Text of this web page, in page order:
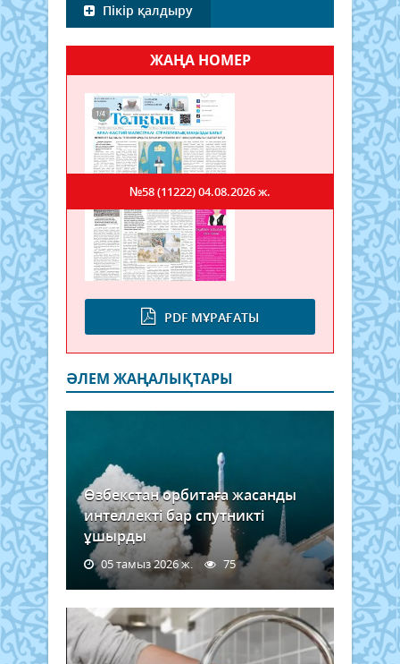
Пікір қалдыру
ЖАҢА НОМЕР
PDF МҰРАҒАТЫ
№58 (11222)04.08.2026 ж.
ӘЛЕМ ЖАҢАЛЫҚТАРЫ
Өзбекстан орбитаға жасанды
интеллекті бар спутникті
ұшырды
05 тамыз 2026 ж. 75